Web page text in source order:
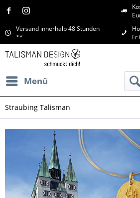
Versand innerhalb 48 Stunden
**
Fr
Menü
Straubing Talisman